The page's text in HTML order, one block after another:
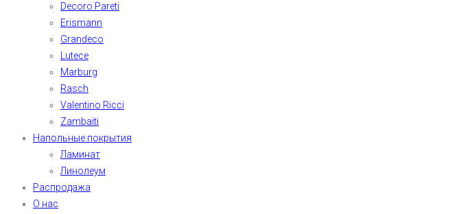
Decoro Pareti
Erismann
Grandeco
Lutece
Marburg
Rasch
Valentino Ricci
Zambaiti
Напольные покрытия
Ламинат
Линолеум
Распродажа
О нас